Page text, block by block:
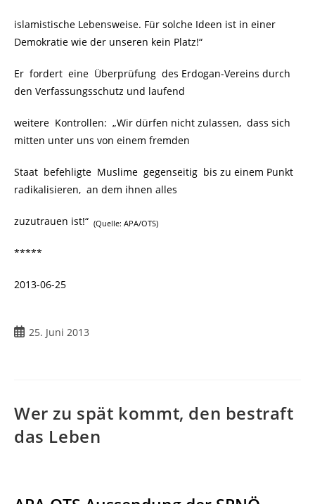
islamistische Lebensweise. Für solche Ideen ist in einer
Demokratie wie der unseren kein Platz!“
Er fordert eine Überprüfung des Erdogan-Vereins durch
den Verfassungsschutz und laufend
weitere Kontrollen: „Wir dürfen nicht zulassen, dass sich
mitten unter uns von einem fremden
Staat befehligte Muslime gegenseitig bis zu einem Punkt
radikalisieren, an dem ihnen alles
zuzutrauen ist!“ (Quelle: APA/OTS)
*****
2013-06-25
25. Juni 2013
Wer zu spät kommt, den bestraft
das Leben